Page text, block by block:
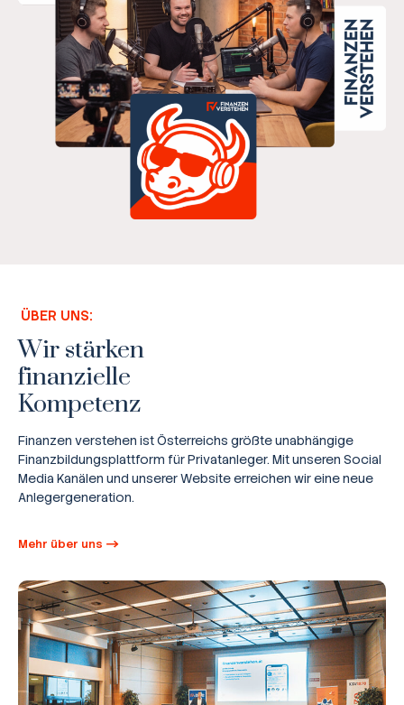
ÜBER UNS:
Wir stärken
finanzielle
Kompetenz
Finanzen verstehen ist Österreichs größte unabhängige
Finanzbildungsplattform für Privatanleger. Mit unseren Social
Media Kanälen und unserer Website erreichen wir eine neue
Anlegergeneration.
Mehr über uns